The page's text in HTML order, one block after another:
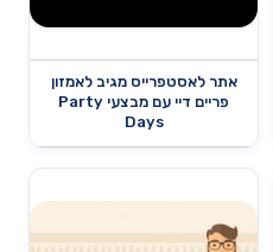
אתר לאסטפרייס מגיב לאמזון
פריים דיי עם מבצעי Party
Days